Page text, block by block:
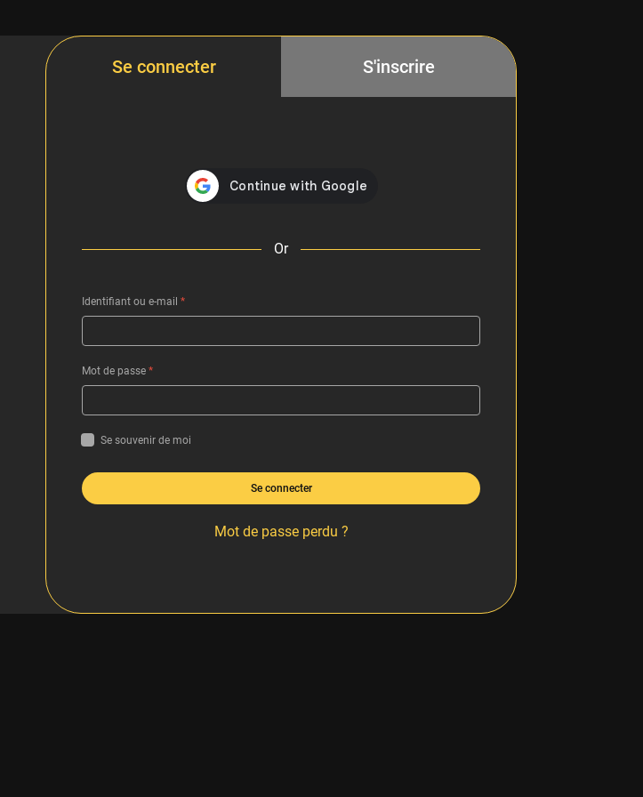
Se connecter S'inscrire
Or
Identifiant ou e-mail *
Mot de passe *
Se souvenir de moi
Se connecter
Mot de passe perdu ?